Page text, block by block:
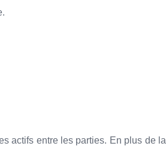
actifs entre les parties. En plus de